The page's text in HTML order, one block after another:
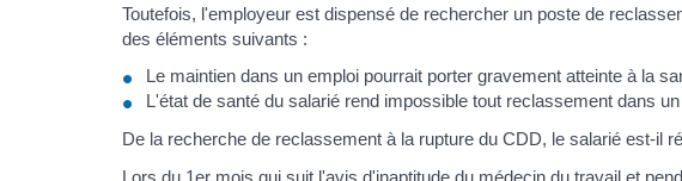
Toutefois, l'employeur est dispensé de rechercher un poste de
des éléments suivants :
Le maintien dans un emploi pourrait porter gravement atteinte à la
L'état de santé du salarié rend impossible tout reclassement dans
De la recherche de reclassement à la rupture du CDD, le salarié est-il
Lors du 1er mois qui suit l'avis d'inaptitude du médecin du travail et